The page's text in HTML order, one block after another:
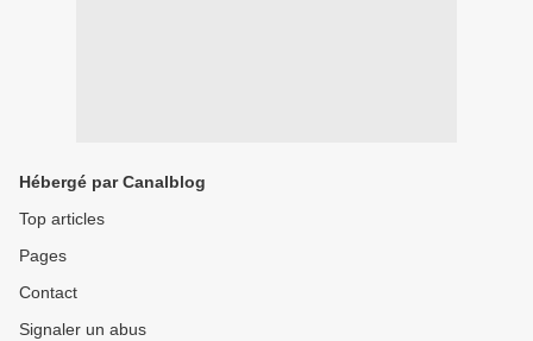
Hébergé par Canalblog
Top articles
Pages
Contact
Signaler un abus